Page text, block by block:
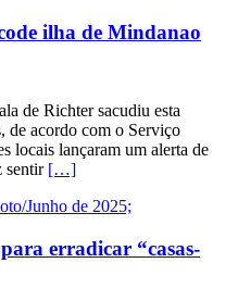
ilha de Mindanao
de Richter sacudiu esta
de acordo com o Serviço
locais lançaram um alerta de
sentir […]
erradicar “casas-